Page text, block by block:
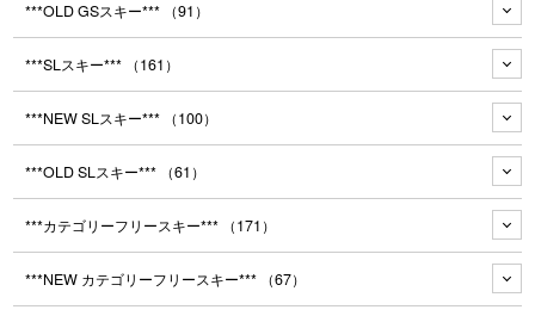
***OLD GSスキー*** （91）
***SLスキー*** （161）
***NEW SLスキー*** （100）
***OLD SLスキー*** （61）
***カテゴリーフリースキー*** （171）
***NEW カテゴリーフリースキー*** （67）